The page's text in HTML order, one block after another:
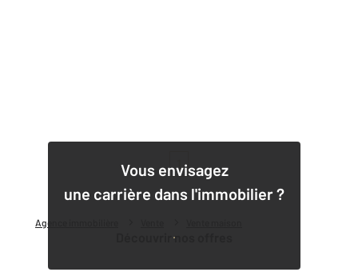
Agence immobilière
Vous envisagez
une carrière dans l'immobilier ?
Découvrir nos offres
1